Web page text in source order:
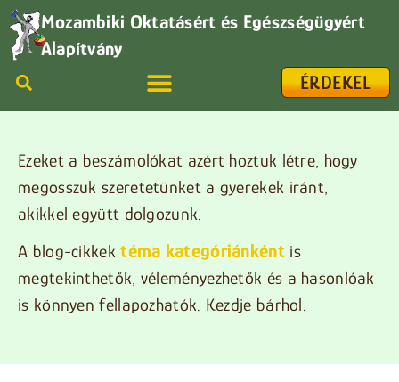
Mozambiki Oktatásért és Egészségügyért
Alapítvány
ÉRDEKEL
Ezeket a beszámolókat azért hoztuk létre, hogy
megosszuk szeretetünket a gyerekek iránt,
akikkel együtt dolgozunk.
A blog-cikkektéma kategóriánkéntis
megtekinthetők, véleményezhetők és a hasonlóak
is könnyen fellapozhatók. Kezdje bárhol.